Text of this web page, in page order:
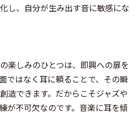
し、自分が生み出す音に敏感にな
楽しみのひとつは、即興への扉を
ではなく耳に頼ることで、その瞬
造できます。だからこそジャズや
が不可欠なのです。音楽に耳を傾